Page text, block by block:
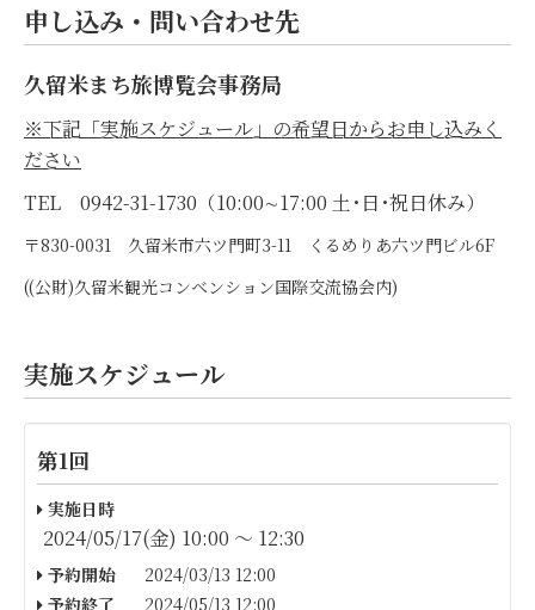
申し込み・問い合わせ先
久留米まち旅博覧会事務局
※下記「実施スケジュール」の希望日からお申し込みく
ださい
TEL 0942-31-1730（10:00∼17:00 土･日･祝日休み）
〒830-0031 久留米市六ツ門町3-11 くるめりあ六ツ門ビル6F
((公財)久留米観光コンベンション国際交流協会内)
実施スケジュール
第1回
実施日時
2024/05/17(金) 10:00 〜 12:30
予約開始
2024/03/13 12:00
予約終了
2024/05/13 12:00